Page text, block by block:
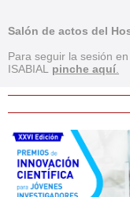
Salón de actos del
Para seguir la sesión
ISABIAL pinche aquí